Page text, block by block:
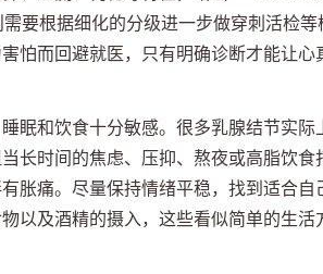
要根据细化的分级进一步做穿刺活检等
怕而回避就医，只有明确诊断才能让心
眠和饮食十分敏感。很多乳腺结节实际
长时间的焦虑、压抑、熬夜或高脂饮食
胀痛。尽量保持情绪平稳，找到适合自
以及酒精的摄入，这些看似简单的生活